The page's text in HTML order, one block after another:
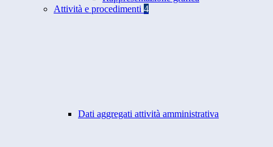
Attività e procedimenti 4
Dati aggregati attività amministrativa